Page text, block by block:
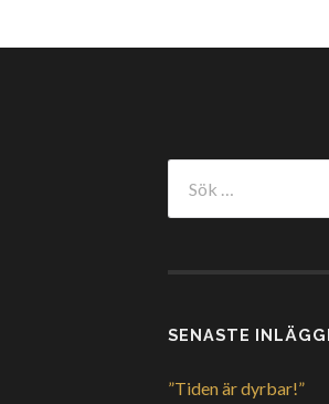
efter:
SENASTE
”Tiden är dyrbar!”